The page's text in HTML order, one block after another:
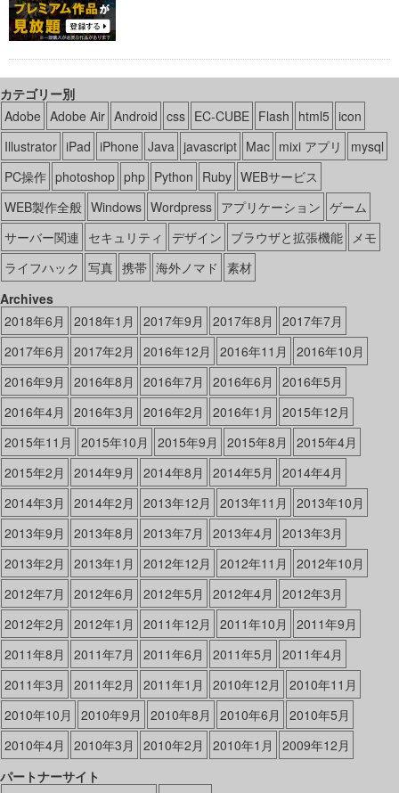
カテゴリー別
Adobe Adobe Air Android css EC-CUBE Flash html5 icon
Illustrator iPad iPhone Java javascript Mac mixi アプリ
mysql
PC操作 photoshop php Python Ruby WEBサービス
WEB製作全般 Windows Wordpress アプリケーション ゲーム
サーバー関連 セキュリティ デザイン ブラウザと拡張機能
メモ
ライフハック 写真 携帯 海外ノマド 素材
Archives
2018年6月
2018年1月 2017年9月 2017年8月
2017年7月
2017年6月
2017年2月 2016年12月 2016年11月
2016年10月
2016年9月
2016年8月 2016年7月 2016年6月
2016年5月
2016年4月
2016年3月 2016年2月 2016年1月
2015年12月
2015年11月
2015年10月 2015年9月 2015年8月
2015年4月
2015年2月
2014年9月 2014年8月 2014年5月
2014年4月
2014年3月
2014年2月 2013年12月 2013年11月
2013年10月
2013年9月
2013年8月 2013年7月 2013年4月
2013年3月
2013年2月
2013年1月 2012年12月 2012年11月
2012年10月
2012年7月
2012年6月 2012年5月 2012年4月
2012年3月
2012年2月
2012年1月 2011年12月 2011年10月
2011年9月
2011年8月
2011年7月 2011年6月 2011年5月
2011年4月
2011年3月
2011年2月 2011年1月 2010年12月
2010年11月
2010年10月
2010年9月 2010年8月 2010年6月
2010年5月
2010年4月
2010年3月 2010年2月 2010年1月
2009年12月
パートナーサイト